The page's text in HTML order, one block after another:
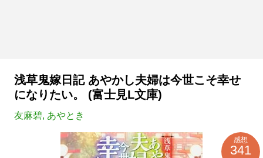
浅草鬼嫁日記 あやかし夫婦は今世こそ幸せ
になりたい。 (富士見L文庫)
友麻碧, あやとき
感想
341